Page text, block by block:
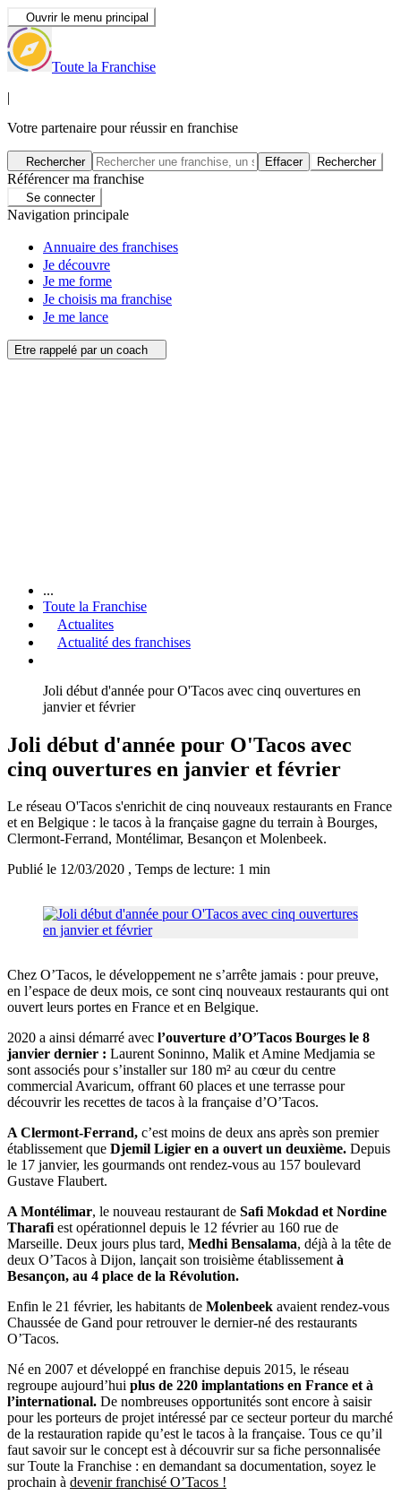
Ouvrir le menu principal
Toute la Franchise
|
Votre partenaire pour réussir en franchise
Rechercher Effacer Rechercher
Référencer ma franchise
Se connecter
Navigation principale
Annuaire des franchises
Je découvre
Je me forme
Je choisis ma franchise
Je me lance
Etre rappelé par un coach
...
Toute la Franchise
Actualites
Actualité des franchises
Joli début d'année pour O'Tacos avec cinq ouvertures en
janvier et février
Joli début d'année pour O'Tacos avec
cinq ouvertures en janvier et février
Le réseau O'Tacos s'enrichit de cinq nouveaux restaurants en France
et en Belgique : le tacos à la française gagne du terrain à Bourges,
Clermont-Ferrand, Montélimar, Besançon et Molenbeek.
Publié le 12/03/2020 , Temps de lecture: 1 min
Chez O’Tacos, le développement ne s’arrête jamais : pour preuve,
en l’espace de deux mois, ce sont cinq nouveaux restaurants qui ont
ouvert leurs portes en France et en Belgique.
2020 a ainsi démarré avec l’ouverture d’O’Tacos Bourges le 8
janvier dernier : Laurent Soninno, Malik et Amine Medjamia se
sont associés pour s’installer sur 180 m² au cœur du centre
commercial Avaricum, offrant 60 places et une terrasse pour
découvrir les recettes de tacos à la française d’O’Tacos.
A Clermont-Ferrand, c’est moins de deux ans après son premier
établissement que Djemil Ligier en a ouvert un deuxième. Depuis
le 17 janvier, les gourmands ont rendez-vous au 157 boulevard
Gustave Flaubert.
A Montélimar, le nouveau restaurant de Safi Mokdad et Nordine
Tharafiest opérationnel depuis le 12 février au 160 rue de
Marseille. Deux jours plus tard, Medhi Bensalama, déjà à la tête de
deux O’Tacos à Dijon, lançait son troisième établissementà
Besançon, au 4 place de la Révolution.
Enfin le 21 février, les habitants de Molenbeek avaient rendez-vous
Chaussée de Gand pour retrouver le dernier-né des restaurants
O’Tacos.
Né en 2007 et développé en franchise depuis 2015, le réseau
regroupe aujourd’hui plus de 220 implantations en France et à
l’international. De nombreuses opportunités sont encore à saisir
pour les porteurs de projet intéressé par ce secteur porteur du marché
de la restauration rapide qu’est le tacos à la française. Tous ce qu’il
faut savoir sur le concept est à découvrir sur sa fiche personnalisée
sur Toute la Franchise : en demandant sa documentation, soyez le
prochain à devenir franchisé O’Tacos !